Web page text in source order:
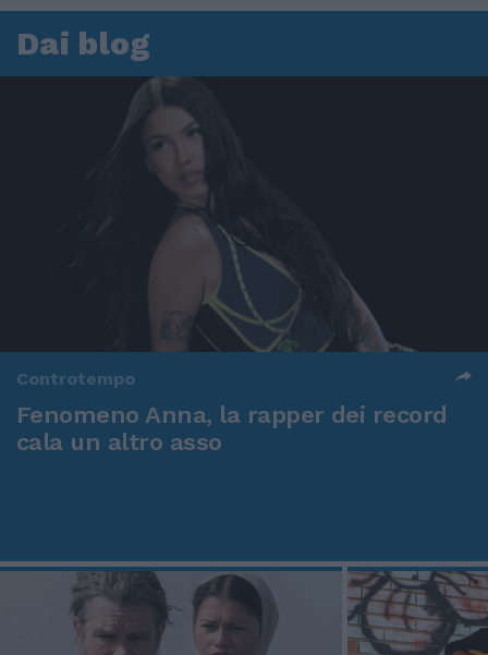
Dai blog
Controtempo
Fenomeno Anna, la rapper dei record
cala un altro asso